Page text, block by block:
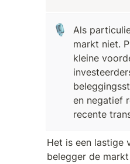
🎙️
Als
markt niet.
kleine
en negatief
recente
Het is een lastige
belegger de